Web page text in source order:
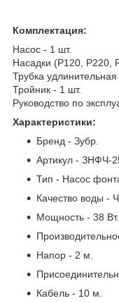
Комплектация:
Насос - 1 шт.
Насадки (Р120, Р220,
Трубка
Тройник - 1 шт.
Руководство по
Характеристики:
Бренд - Зубр.
Артикул - ЗНФЧ-
Тип - Насос
Качество воды -
Мощность - 38 Вт.
Напор - 2 м.
Кабель - 10 м.